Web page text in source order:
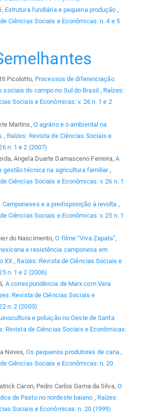
Estrutura fundiária e pequena produção ,
Ciências Sociais e Econômicas: n. 4 e 5
Picolotto, Processos de diferenciação
sociais do campo no Sul do Brasil , Raízes:
Sociais e Econômicas: v. 26 n. 1 e 2
Martins, O agrário e o ambiental na
, Raízes: Revista de Ciências Sociais e
n. 1 e 2 (2007)
Angela Duarte Damasceno Ferreira,A
gestão técnica na agricultura familiar ,
Ciências Sociais e Econômicas: v. 26 n. 1
Camponeses e a predisposição à revolta ,
Ciências Sociais e Econômicas: v. 25 n. 1
do Nascimento,O filme “Viva Zapata”,
e resistência camponesa em
XX, Raízes: Revista de Ciências Sociais e
n. 1 e 2 (2006)
A correspondência de Marx com Vera
Revista de Ciências Sociais e
n. 2 (2003)
e poluição no Oeste de Santa
Revista de Ciências Sociais e Econômicas:
Neves,Os pequenos produtores de cana,
Ciências Sociais e Econômicas: n. 20
Caron, Pedro Carlos Gama da Silva, O
de Pasto no nordeste baiano , Raízes:
Sociais e Econômicas: n. 20 (1999)